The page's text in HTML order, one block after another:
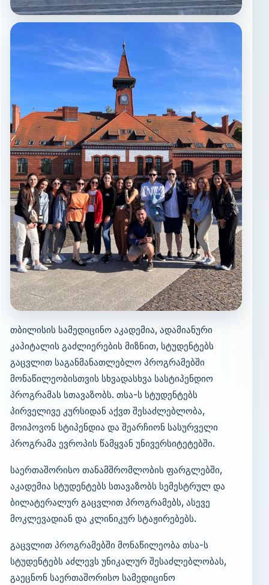
თბილისის სამედიცინო აკადემია, ადამიანური
კაპიტალის გაძლიერების მიზნით, სტუდენტებს
გაცვლით საგანმანათლებლო პროგრამებში
მონაწილეობისთვის სხვადასხვა სასტიპენდიო
პროგრამას სთავაზობს. თსა-ს სტუდენტებს
პირველივე კურსიდან აქვთ შესაძლებლობა,
მოიპოვონ სტიპენდია და შეარჩიონ სასურველი
პროგრამა ევროპის წამყვან უნივერსიტეტებში.
საერთაშორისო თანამშრომლობის ფარგლებში,
აკადემია სტუდენტებს სთავაზობს სემესტრულ და
ბილატერალურ გაცვლით პროგრამებს, ასევე
მოკლევადიან და კლინიკურ სტაჟირებებს.
გაცვლით პროგრამებში მონაწილეობა თსა-ს
სტუდენტებს აძლევს უნიკალურ შესაძლებლობას,
გაეცნონ საერთაშორისო სამედიცინო